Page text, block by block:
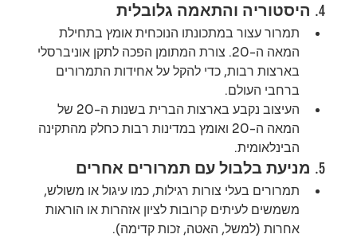
4. היסטוריה והתאמה גלובלית
תמרור עצור במתכונתו הנוכחית אומץ בתחילת
המאה ה-20. צורת המתומן הפכה לתקן אוניברסלי
בארצות רבות, כדי להקל על אחידות התמרורים
ברחבי העולם.
העיצוב נקבע בארצות הברית בשנות ה-20 של
המאה ה-20 ואומץ במדינות רבות כחלק מהתקינה
הבינלאומית.
5. מניעת בלבול עם תמרורים אחרים
תמרורים בעלי צורות רגילות, כמו עיגול או משולש,
משמשים לעיתים קרובות לציון אזהרות או הוראות
אחרות (למשל, האטה, זכות קדימה).